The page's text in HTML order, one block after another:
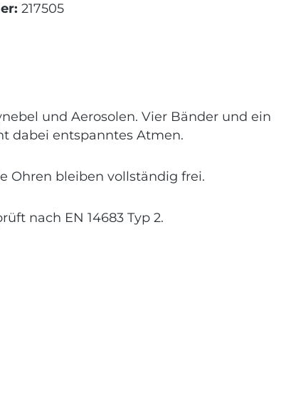
217505
und Aerosolen. Vier Bänder und ein
dabei entspanntes Atmen.
Ohren bleiben vollständig frei.
nach EN 14683 Typ 2.